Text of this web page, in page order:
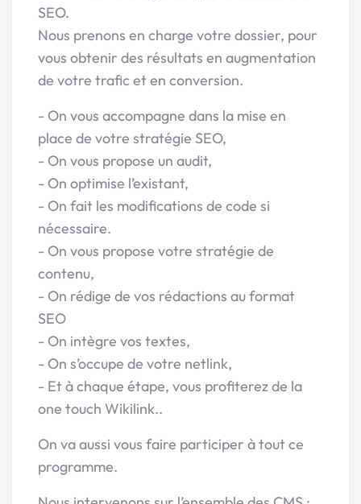
SEO.
Nous prenons en charge votre dossier, pour
vous obtenir des résultats en augmentation
de votre trafic et en conversion.
- On vous accompagne dans la mise en
place de votre stratégie SEO,
- On vous propose un audit,
- On optimise l’existant,
- On fait les modifications de code si
nécessaire.
- On vous propose votre stratégie de
contenu,
- On rédige de vos rédactions au format
SEO
- On intègre vos textes,
- On s’occupe de votre netlink,
- Et à chaque étape, vous profiterez de la
one touch Wikilink..
On va aussi vous faire participer à tout ce
programme.